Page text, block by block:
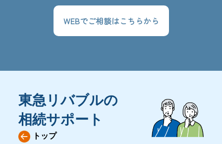
WEBでご相談はこ ち らから
東急リバブルの
相続サポート
トップ